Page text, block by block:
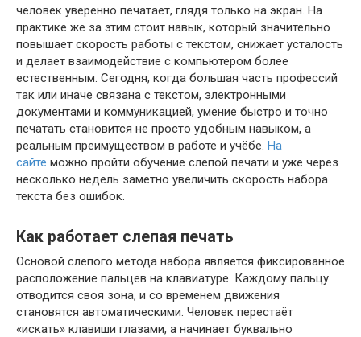
человек уверенно печатает, глядя только на экран. На
практике же за этим стоит навык, который значительно
повышает скорость работы с текстом, снижает усталость
и делает взаимодействие с компьютером более
естественным. Сегодня, когда большая часть профессий
так или иначе связана с текстом, электронными
документами и коммуникацией, умение быстро и точно
печатать становится не просто удобным навыком, а
реальным преимуществом в работе и учёбе. На
сайте можно пройти обучение слепой печати и уже через
несколько недель заметно увеличить скорость набора
текста без ошибок.
Как работает слепая печать
Основой слепого метода набора является фиксированное
расположение пальцев на клавиатуре. Каждому пальцу
отводится своя зона, и со временем движения
становятся автоматическими. Человек перестаёт
«искать» клавиши глазами, а начинает буквально